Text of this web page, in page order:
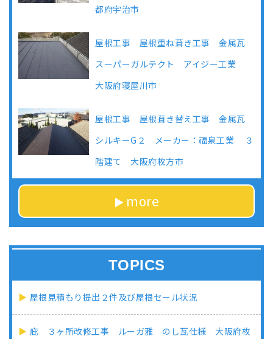
都府宇治市
屋根工事 屋根重ね葺き工事 金属瓦
スーパーガルテクト アイジー工業
大阪府寝屋川市
屋根工事 屋根葺き替え工事 金属瓦
シルキーG２ メーカー：福泉工業 ３
階建て 大阪府枚方市
more
TOPICS
屋根見積もり提出２件及び屋根セール状況
庇 ３ヶ所改修工事 ルーガ雅 のし瓦仕様 大阪府枚